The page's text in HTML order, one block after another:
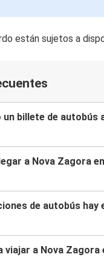
están sujetos a
billete de autobús
a Nova Zagora en
de autobús hay
viajar a Nova Zagora